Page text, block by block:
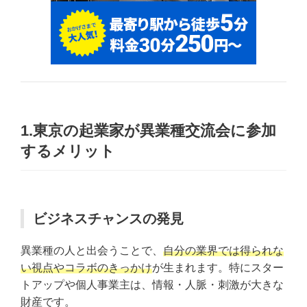
1.東京の起業家が異業種交流会に参加
するメリット
ビジネスチャンスの発見
異業種の人と出会うことで、 自分の業界では得られな
い視点やコラボのきっかけが生まれます。特にスター
トアップや個人事業主は、情報・人脈・刺激が大きな
財産です。